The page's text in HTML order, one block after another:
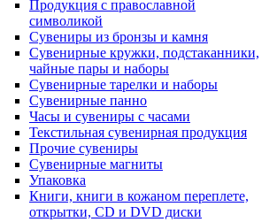
Продукция с православной
символикой
Сувениры из бронзы и камня
Сувенирные кружки, подстаканники,
чайные пары и наборы
Сувенирные тарелки и наборы
Сувенирные панно
Часы и сувениры с часами
Текстильная сувенирная продукция
Прочие сувениры
Сувенирные магниты
Упаковка
Книги, книги в кожаном переплете,
открытки, CD и DVD диски